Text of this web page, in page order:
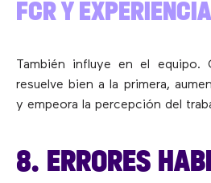
FCR Y
También influye en el equipo.
resuelve bien a la primera,
y empeora la percepción del
8. ERRORES